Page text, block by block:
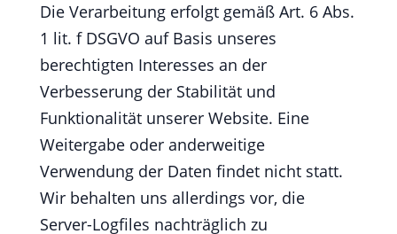
Die Verarbeitung erfolgt gemäß Art. 6 Abs.
1 lit. f DSGVO auf Basis unseres
berechtigten Interesses an der
Verbesserung der Stabilität und
Funktionalität unserer Website. Eine
Weitergabe oder anderweitige
Verwendung der Daten findet nicht statt.
Wir behalten uns allerdings vor, die
Server-Logfiles nachträglich zu